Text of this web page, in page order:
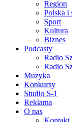
Region
Polska i
Sport
Kultura
Biznes
Podcasty
Radio
Radio
Muzyka
Konkursy
Studio S-1
Reklama
O nas